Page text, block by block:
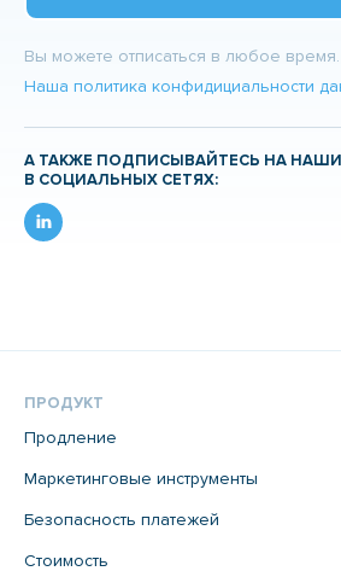
Вы можете отписаться в любое время.
Наша политика конфидициальности
А ТАКЖЕ ПОДПИСЫВАЙТЕСЬ НА
В СОЦИАЛЬНЫХ СЕТЯХ:
ПРОДУКТ
Продление
Маркетинговые инструменты
Безопасность платежей
Стоимость